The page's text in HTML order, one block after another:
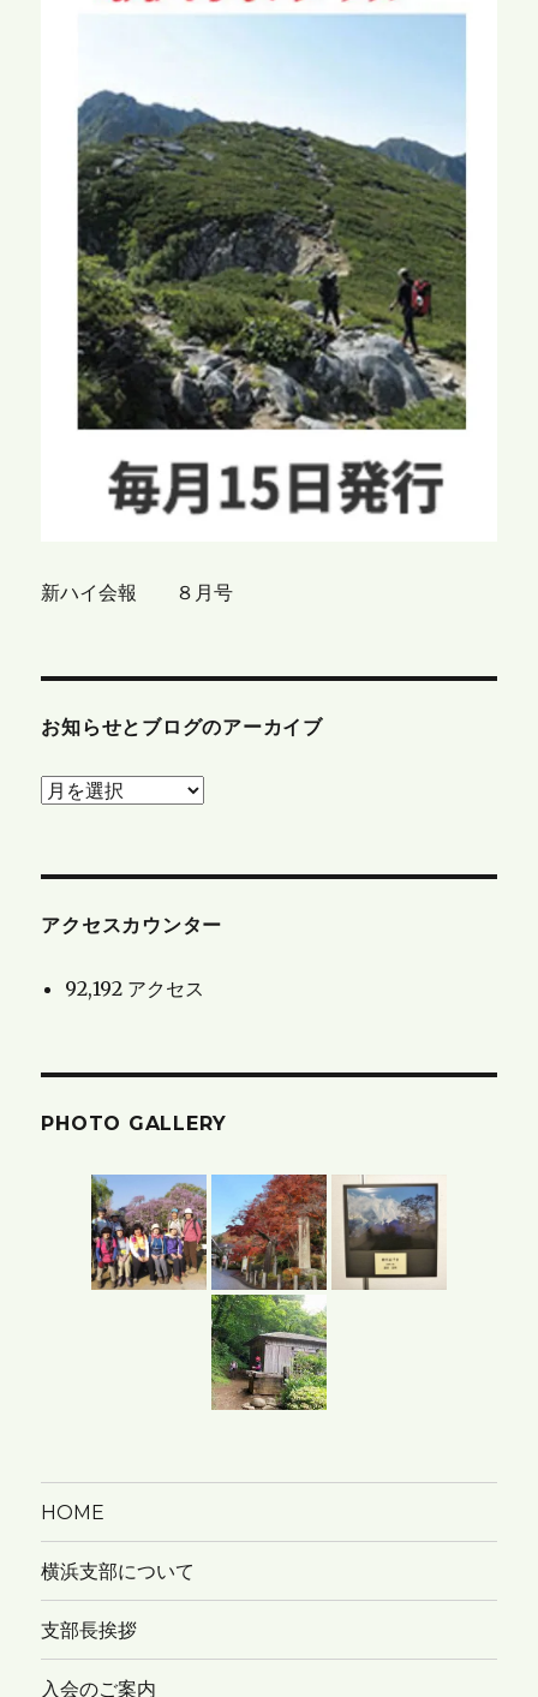
新ハイ会報 ８月号
お知らせとブログのアーカイブ
お
と
ロ
ー
アクセスカウンター
92,192 アクセス
PHOTO GALLERY
HOME
横浜支部について
支部長挨拶
入会のご案内